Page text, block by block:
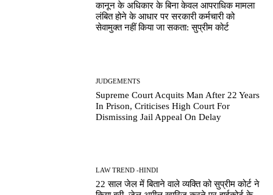
कानून के अधिकार के बिना केवल आपराधिक मामला
लंबित होने के आधार पर सरकारी कर्मचारी को
सेवामुक्त नहीं किया जा सकता: सुप्रीम कोर्ट
JUDGEMENTS
Supreme Court Acquits Man After 22 Years
In Prison, Criticises High Court For
Dismissing Jail Appeal On Delay
LAW TREND -HINDI
22 साल जेल में बिताने वाले व्यक्ति को सुप्रीम कोर्ट ने